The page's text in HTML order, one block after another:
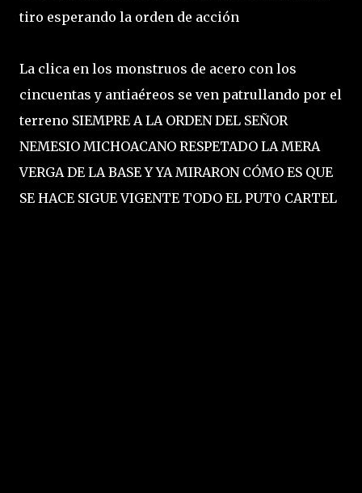
tiro esperando la orden de acción
La clica en los monstruos de acero con los
cincuentas y antiaéreos se ven patrullando por el
terreno SIEMPRE A LA ORDEN DEL SEÑOR
NEMESIO MICHOACANO RESPETADO LA MERA
VERGA DE LA BASE Y YA MIRARON CÓMO ES QUE
SE HACE SIGUE VIGENTE TODO EL PUT0 CARTEL